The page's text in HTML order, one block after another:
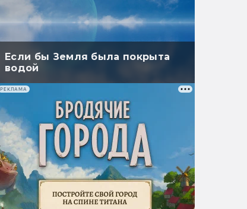
Если бы Земля была покрыта
водой
РЕКЛАМА